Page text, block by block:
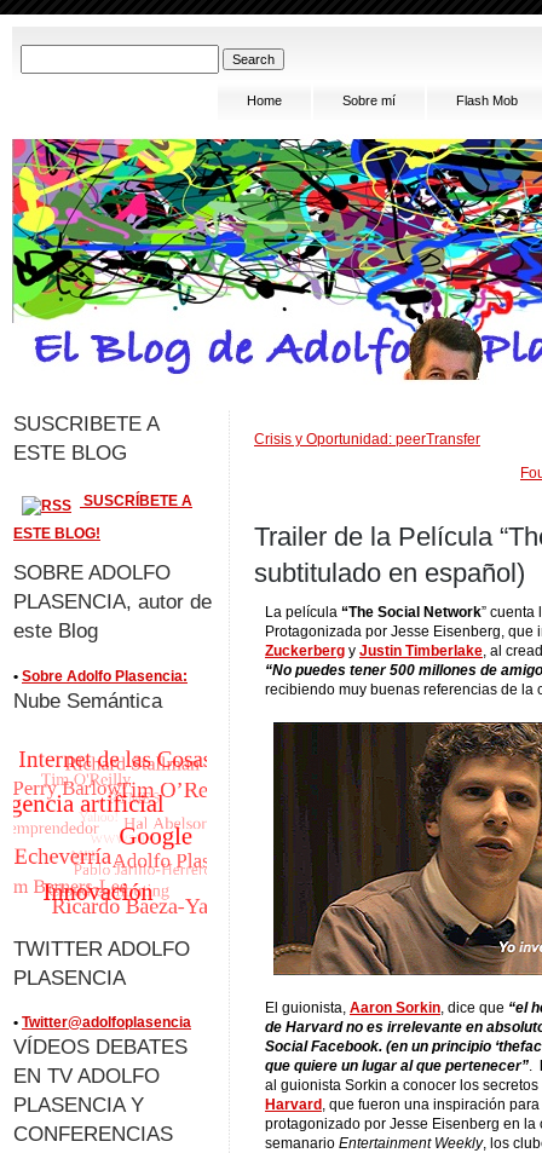
Home Sobre mí Flash Mob
Crisis y Oportunidad: peerTransfer
Trailer de la Película
subtitulado en español)
La película “The Social Network”
Protagonizada por Jesse Eisenberg,
Zuckerberg y Justin Timberlake, al
“No puedes tener 500 millones de
recibiendo muy buenas referencias de la
El guionista, Aaron Sorkin, dice que “el
de Harvard no es irrelevante en
Social Facebook. (en un principio
que quiere un lugar al que pertenecer”.
al guionista Sorkin a conocer los
Harvard , que fueron una inspiración
protagonizado por Jesse Eisenberg en la
semanario Entertainment Weekly, los
SUSCRIBETE A
ESTE BLOG
SUSCRÍBETE A
ESTE BLOG!
SOBRE ADOLFO
PLASENCIA, autor de
este Blog
• Sobre Adolfo Plasencia:
Nube Semántica
TWITTER ADOLFO
PLASENCIA
• Twitter@adolfoplasencia
VÍDEOS DEBATES
EN TV ADOLFO
PLASENCIA Y
CONFERENCIAS